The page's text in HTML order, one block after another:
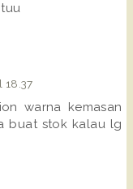
18.37
warna kemasan
buat stok kalau lg